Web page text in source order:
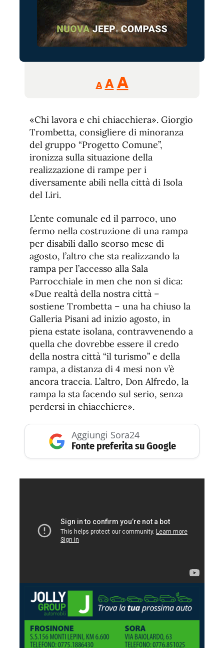
A
Reducir
tamaño
A Restablecer
de
fuente
AAumentar
de
fuente.
«Chi lavora e chi chiacchiera». Giorgio
Trombetta, consigliere di minoranza
del gruppo “Progetto Comune”,
ironizza sulla situazione della
realizzazione di rampe per i
diversamente abili nella città di Isola
del Liri.
L’ente comunale ed il parroco, uno
fermo nella costruzione di una rampa
per disabili dallo scorso mese di
agosto, l’altro che sta realizzando la
rampa per l’accesso alla Sala
Parrocchiale in men che non si dica:
«Due realtà della nostra città –
sostiene Trombetta – una ha chiuso la
Galleria Pisani ad inizio agosto, in
piena estate isolana, contravvenendo a
quella che dovrebbe essere il credo
della nostra città “il turismo” e della
rampa, a distanza di 4 mesi non v’è
ancora traccia. L’altro, Don Alfredo, la
rampa la sta facendo sul serio, senza
perdersi in chiacchiere».
Aggiungi Sora24
Fonte preferita su Google